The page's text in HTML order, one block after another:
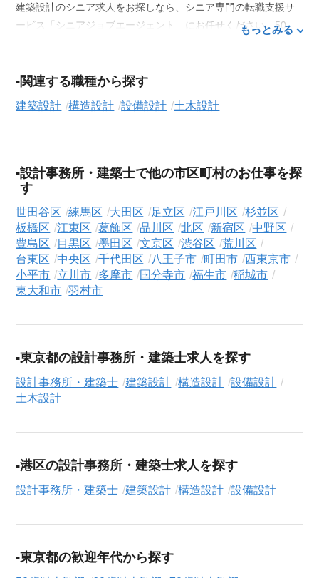
建築設計のシニア求人をお探しなら、シニア専門の転職支援サ
ービス「シニアジョブエージェント」にお任せください。50
にサポートします。この求人を含む
だけの非公開求人です。
ご利用の流れ
る」ボタンからご登録ください。シニア専門のキャリアアドバ
イザーが、これまでのご経歴やご希望を丁寧にヒアリングし、
職務経歴書の作成から面接対策、企業との条件交渉まで、転職
活動の全プロセスを無料でサポートいたします。
求人検索について
シニアジョブエージェントでは、豊富な求人情報の中から、あ
なたの希望に合ったお仕事を簡単に見つけられます。雇用形態
収・時給・日給、さらに週休2日制、駅近、寮・社宅ありといっ
は相談から始めたい」という方も、ぜひお気軽に転職支援サー
ビス（無料）
もっとみる
関連する職種から探す
建築設計 構造設計 設備設計 土木設計
設計事務所・建築士で他の市区町村のお仕事を探
す
世田谷区 練馬区 大田区 足立区 江戸川区
杉並区
板橋区
江東区 葛飾区 品川区 北区 新宿区
中野区
豊島区
目黒区 墨田区 文京区 渋谷区
荒川区
台東区
中央区 千代田区 八王子市 町田市
西東京市
小平市
立川市 多摩市 国分寺市 福生市
稲城市
東大和市
羽村市
東京都の設計事務所・建築士求人を探す
設計事務所・建築士 建築設計 構造設計
設備設計
土木設計
港区の設計事務所・建築士求人を探す
設計事務所・建築士 建築設計 構造設計 設備設計
東京都の歓迎年代から探す